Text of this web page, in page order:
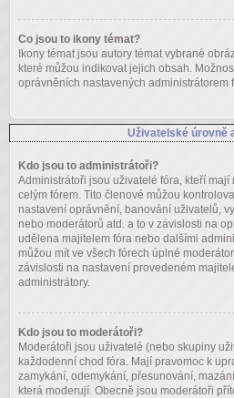
Co jsou to ikony témat?
Ikony témat jsou autory témat vybrané
které můžou indikovat jejich obsah.
oprávněních nastavených administrátorem
Uživatelské úrovně
Kdo jsou to administrátoři?
Administrátoři jsou uživatelé fóra, kteří mají
celým fórem. Tito členové můžou
nastavení oprávnění, banování uživatelů,
nebo moderátorů atd. a to v závislosti na
udělena majitelem fóra nebo dalšími
můžou mít ve všech fórech úplné
závislosti na nastavení provedeném
administrátory.
Kdo jsou to moderátoři?
Moderátoři jsou uživatelé (nebo skupiny
každodenní chod fóra. Mají pravomoc k
zamykání, odemykání, přesunování,
která moderují. Obecně jsou moderátoři